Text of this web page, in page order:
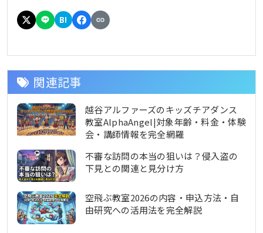
B!
関連記事
越谷アルファーズのキッズチアダンス
教室AlphaAngel|対象年齢・料金・体験
会・講師情報を完全網羅
不審な訪問の本当の狙いは？侵入盗の
下見との関連と見分け方
空飛ぶ教室2026の内容・申込方法・自
由研究への活用法を完全解説